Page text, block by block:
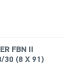
FBN II
30 (8 X 91)